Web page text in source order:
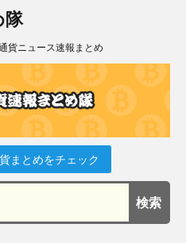
隊
貨ニュース速報まとめ
まとめをチェック